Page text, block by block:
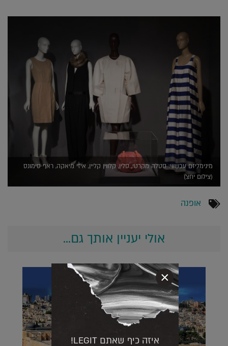
מינימליזם עכשווי: סטלה מקרטי, סלין, קלווין קליין, איזי מיאקה, ראף סימונס
(צילום יחצ)
אופנה
אולי יעניין אותך גם...
איזה כיף שאתם LEGIT!
×